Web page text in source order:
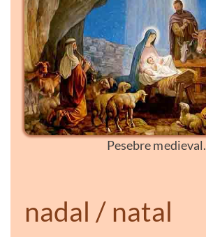
Pesebre medieval.
nadal / natal